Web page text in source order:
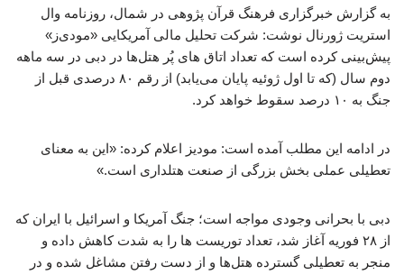
به گزارش خبرگزاری فرهنگ قرآن پژوهی در شمال، روزنامه وال
استریت ژورنال نوشت: شرکت تحلیل مالی آمریکایی «مودی‌ز»
پیش‌بینی کرده است که تعداد اتاق های پُر هتل‌ها در دبی در سه ماهه
دوم سال (که تا اول ژوئیه پایان می‌یابد) از رقم ۸۰ درصدی قبل از
جنگ به ۱۰ درصد سقوط خواهد کرد.
در ادامه این مطلب آمده است: مودیز اعلام کرده: «این به معنای
تعطیلی عملی بخش بزرگی از صنعت هتلداری است.»
دبی با بحرانی وجودی مواجه است؛ جنگ آمریکا و اسرائیل با ایران که
از ۲۸ فوریه آغاز شد، تعداد توریست ها را به شدت کاهش داده و
منجر به تعطیلی گسترده هتل‌ها و از دست رفتن مشاغل شده و در